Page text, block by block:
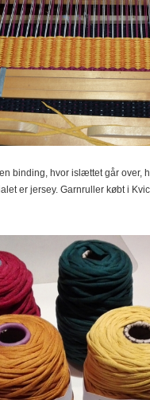
binding, hvor islættet går over,
er jersey. Garnruller købt i